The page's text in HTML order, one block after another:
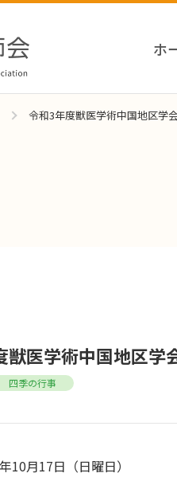
ホ
令和3年度獣医学術中国地区学
獣医学術中国地区学
四季の行事
10月17日（日曜日）